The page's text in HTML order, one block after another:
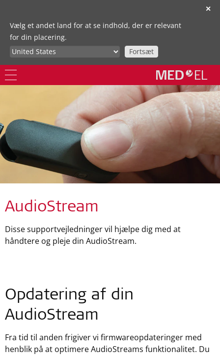
✕
Vælg et andet land for at se indhold, der er relevant
for din placering.
Fortsæt
AudioStream
Disse supportvejledninger vil hjælpe dig med at
håndtere og pleje din AudioStream.
Opdatering af din
AudioStream
Fra tid til anden frigiver vi firmwareopdateringer med
henblik på at optimere AudioStreams funktionalitet. Du